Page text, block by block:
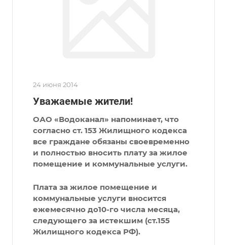
24 июня 2014
Уважаемые жители!
ОАО «Водоканал» напоминает, что
согласно ст. 153 Жилищного кодекса
все граждане обязаны своевременно
и полностью вносить плату за жилое
помещение и коммунальные услуги.
Плата за жилое помещение и
коммунальные услуги вносится
ежемесячно до10-го числа месяца,
следующего за истекшим (ст.155
Жилищного кодекса РФ).